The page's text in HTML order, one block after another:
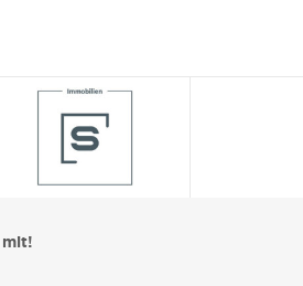
mit!